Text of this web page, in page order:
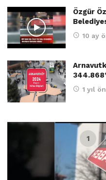
Özgür
10 ay
1 yıl